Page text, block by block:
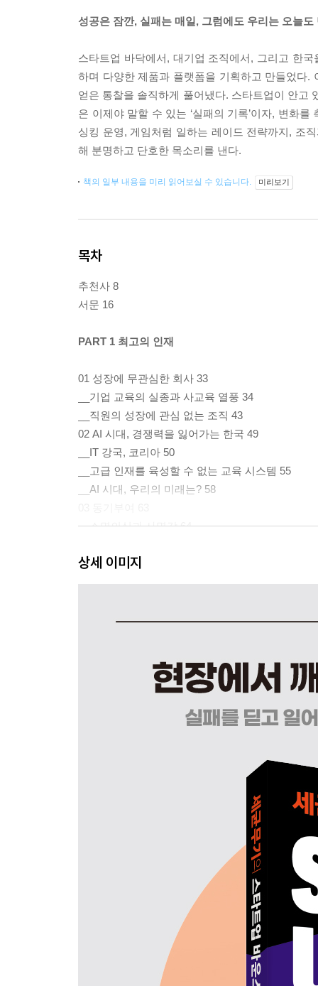
성공은 잠깐, 실패는 매일, 그럼에도 우리는 오늘도
스타트업 바닥에서, 대기업 조직에서, 그리고 한
하며 다양한 제품과 플랫폼을 기획하고 만들었다
얻은 통찰을 솔직하게 풀어냈다. 스타트업이 안고
은 이제야 말할 수 있는 ‘실패의 기록’이자, 변화
싱킹 운영, 게임처럼 일하는 레이드 전략까지, 조
해 분명하고 단호한 목소리를 낸다.
책의 일부 내용을 미리 읽어보실 수 있습니다. 미리보기
목차
추천사 8
서문 16
PART 1 최고의 인재
01 성장에 무관심한 회사 33
__기업 교육의 실종과 사교육 열풍 34
__직원의 성장에 관심 없는 조직 43
02 AI 시대, 경쟁력을 잃어가는 한국 49
__IT 강국, 코리아 50
__고급 인재를 육성할 수 없는 교육 시스템 55
__AI 시대, 우리의 미래는? 58
__소명의식과 사명감 64
04 집중과 몰입 77
__잃어버린 집중력을 찾아서 78
PART 2 성공하는 팀
__수평적인 조직문화, 애자일 방법론 88
__애자일 조직 만들기 97
__수평적 조직문화의 실패 105
09 기술의 인문학 141
__기술 만능주의 142
상세 이미지